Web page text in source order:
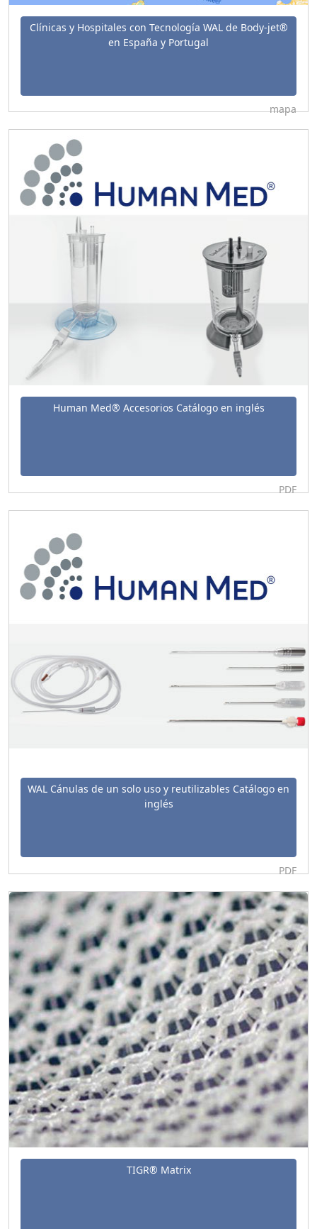
Clínicas y Hospitales con Tecnología WAL de Body-jet®
en España y Portugal
mapa
Human Med® Accesorios Catálogo en inglés
PDF
WAL Cánulas de un solo uso y reutilizables Catálogo en
inglés
PDF
TIGR® Matrix